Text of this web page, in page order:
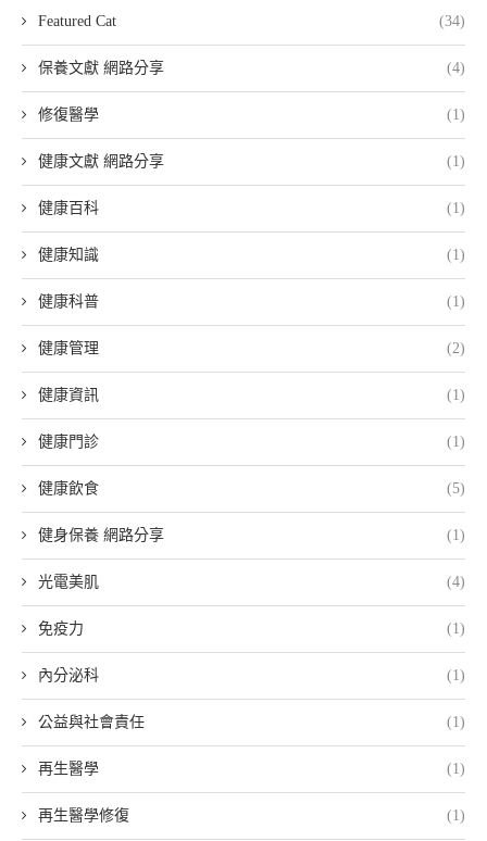
Featured Cat (34)
保養文獻 網路分享 (4)
修復醫學 (1)
健康文獻 網路分享 (1)
健康百科 (1)
健康知識 (1)
健康科普 (1)
健康管理 (2)
健康資訊 (1)
健康門診 (1)
健康飲食 (5)
健身保養 網路分享 (1)
光電美肌 (4)
免疫力 (1)
內分泌科 (1)
公益與社會責任 (1)
再生醫學 (1)
再生醫學修復 (1)